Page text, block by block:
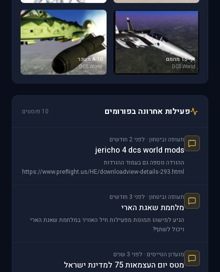
אף-15 מהמם
DCS World
A-10 משגר
DCS World
פעילות אחרונה בפורומים 10 פוסטים
תעופה וביטחון · לפני 2 חודשים
jericho 4 dcs world mods
ההורדה נוספה גם בעמוד ההורדות
https://www.preflight.us/HE/downloadview-details-293.html
תעופה וביטחון · לפני 3 חודשים
מלחמת שאגת הארי
הגיע למישהו תמונות מפעילות חיל האוויר במלחמת שאגת הארי
ויכול לשתף?
מועדון הטייסים · לפני 3 שנים
מטס יום העצמאות 75 למדינת ישראל